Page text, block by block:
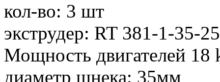
кол-во: 3 шт
экструдер: RT 381-1-35-25
Мощность двигателей 18
диаметр шнека: 35мм